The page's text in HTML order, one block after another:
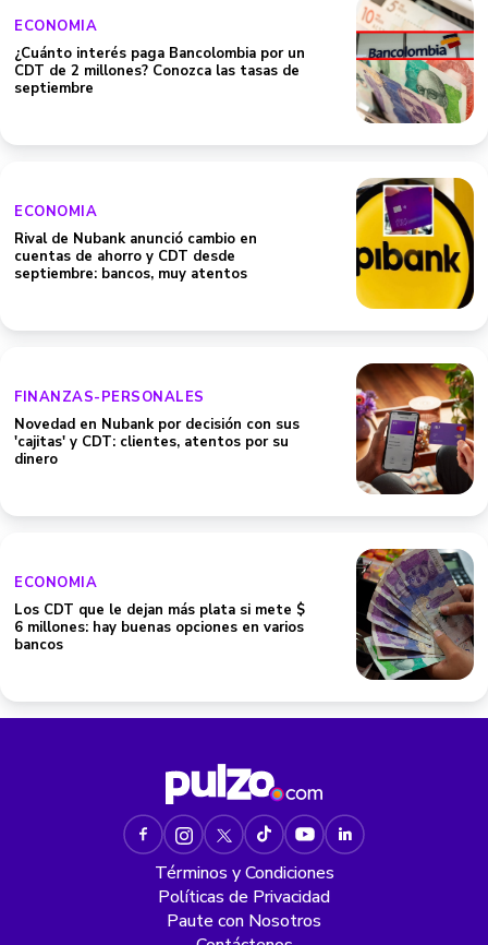
ECONOMIA
¿Cuánto interés paga Bancolombia por un
CDT de 2 millones? Conozca las tasas de
septiembre
ECONOMIA
Rival de Nubank anunció cambio en
cuentas de ahorro y CDT desde
septiembre: bancos, muy atentos
FINANZAS-PERSONALES
Novedad en Nubank por decisión con sus
'cajitas' y CDT: clientes, atentos por su
dinero
ECONOMIA
Los CDT que le dejan más plata si mete $
6 millones: hay buenas opciones en varios
bancos
Términos y Condiciones
Políticas de Privacidad
Paute con Nosotros